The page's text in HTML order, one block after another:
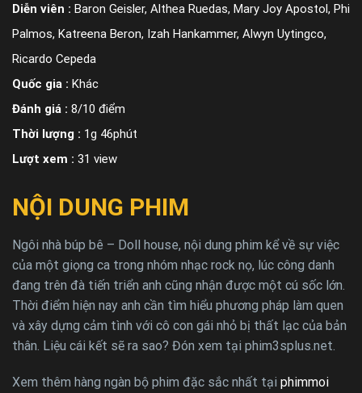
Diễn viên : Baron Geisler, Althea Ruedas, Mary Joy Apostol, Phi
Palmos, Katreena Beron, Izah Hankammer, Alwyn Uytingco,
Ricardo Cepeda
Quốc gia : Khác
Đánh giá : 8/10 điểm
Thời lượng : 1g 46phút
Lượt xem : 31 view
NỘI DUNG PHIM
Ngôi nhà búp bê – Doll house, nội dung phim kể về sự việc
của một giọng ca trong nhóm nhạc rock nọ, lúc công danh
đang trên đà tiến triển anh cũng nhận được một cú sốc lớn.
Thời điểm hiện nay anh cần tìm hiểu phương pháp làm quen
và xây dựng cảm tình với cô con gái nhỏ bị thất lạc của bản
thân. Liệu cái kết sẽ ra sao? Đón xem tại phim3splus.net.
Xem thêm hàng ngàn bộ phim đặc sắc nhất tại phimmoi